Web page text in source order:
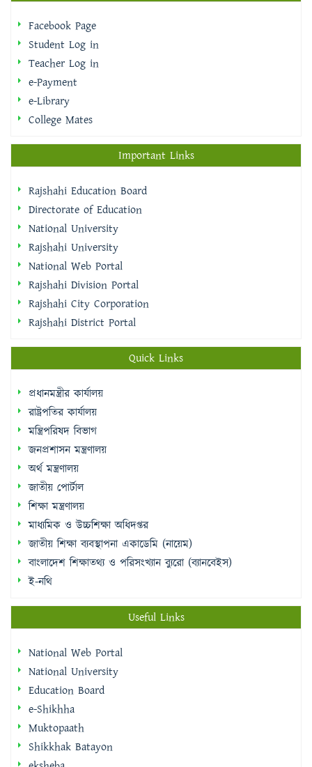
Facebook Page
Student Log in
Teacher Log in
e-Payment
e-Library
College Mates
Important Links
Rajshahi Education Board
Directorate of Education
National University
Rajshahi University
National Web Portal
Rajshahi Division Portal
Rajshahi City Corporation
Rajshahi District Portal
Quick Links
প্রধানমন্ত্রীর কার্যালয়
রাষ্ট্রপতির কার্যালয়
মন্ত্রিপরিষদ বিভাগ
জনপ্রশাসন মন্ত্রণালয়
অর্থ মন্ত্রণালয়
জাতীয় পোর্টাল
শিক্ষা মন্ত্রণালয়
মাধ্যমিক ও উচ্চশিক্ষা অধিদপ্তর
জাতীয় শিক্ষা ব্যবস্থাপনা একাডেমি (নায়েম)
বাংলাদেশ শিক্ষাতথ্য ও পরিসংখ্যান ব্যুরো (ব্যানবেইস)
ই-নথি
Useful Links
National Web Portal
National University
Education Board
e-Shikhha
Muktopaath
Shikkhak Batayon